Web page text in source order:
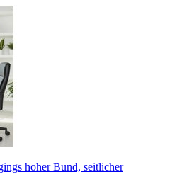
hoher Bund, seitlicher